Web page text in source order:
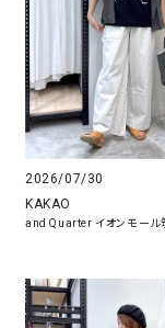
2026/07/30
KAKAO
and Quarter イオンモール